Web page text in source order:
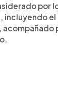
por
incluyendo